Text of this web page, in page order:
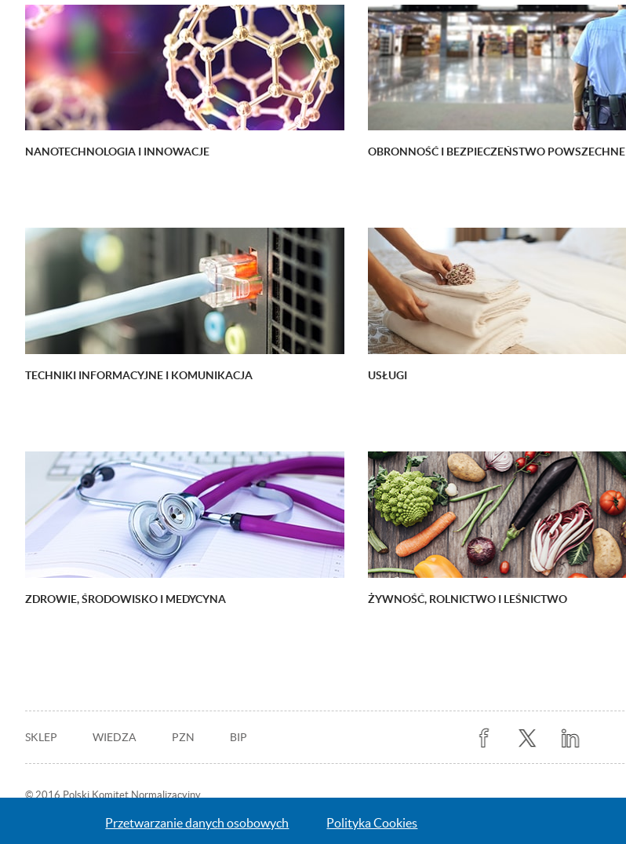
NANOTECHNOLOGIA I INNOWACJE OBRONNOŚĆ I BEZPIECZEŃSTWO POWSZECHNE
TECHNIKI INFORMACYJNE I KOMUNIKACJA USŁUGI
ZDROWIE, ŚRODOWISKO I MEDYCYNA ŻYWNOŚĆ, ROLNICTWO I LEŚNICTWO
Stopka
SKLEP WIEDZA PZN BIP
Stopka
© 2016 Polski Komitet Normalizacyjny
Przetwarzanie danych osobowych Polityka Cookies